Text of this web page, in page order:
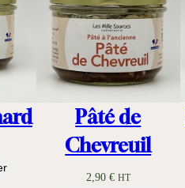
i
Pâté de
Chevreuil
2,90 € HT